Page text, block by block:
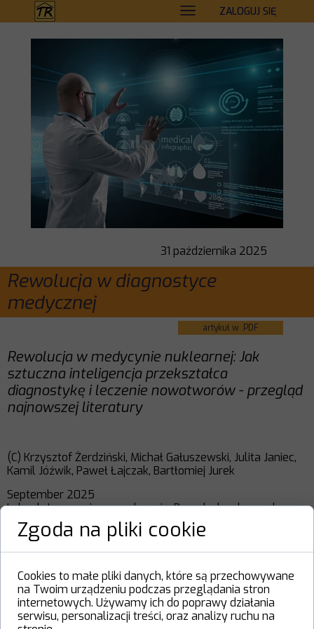
ZALOGUJ SIĘ
31 października 2025
Rewolucja w diagnostyce
medycznej
artykuł w .PDF
Rewolucja w medycynie nuklearnej: Jak
sztuczna inteligencja przekształca
diagnostykę i leczenie nowotworów - przegląd
najnowszej literatury
(C) Krzysztof Żerdziński, Michał Gałuszewski, Julita Janiec,
Kamil Jóźwik, Paweł Łajczak, Bartłomiej Jurek
September 2025
In book: Innowacje w medycynie. Przegląd wybranych
technologii XXI wieku
Tom 21, Publisher: ArchaeGraph
https://www.researchgate.net/publication/395576476_REWOLU
CJA_W_MEDYCYNIE_NUKLEARNEJ_JAK_SZTUCZNA_INTELIGENCJA
_PRZEKSZTALCA_DIAGNOSTYKE_I_LECZENIE_NOWOTWOROW_-
_PRZEGLAD_NAJNOWSZEJ_LITERATURY#fullTextFileContent
Zgoda na pliki cookie
Cookies to małe pliki danych, które są przechowywane
na Twoim urządzeniu podczas przeglądania stron
internetowych. Używamy ich do poprawy działania
serwisu, personalizacji treści, oraz analizy ruchu na